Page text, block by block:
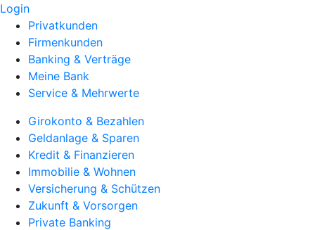
Login
Privatkunden
Firmenkunden
Banking & Verträge
Meine Bank
Service & Mehrwerte
Girokonto & Bezahlen
Geldanlage & Sparen
Kredit & Finanzieren
Immobilie & Wohnen
Versicherung & Schützen
Zukunft & Vorsorgen
Private Banking